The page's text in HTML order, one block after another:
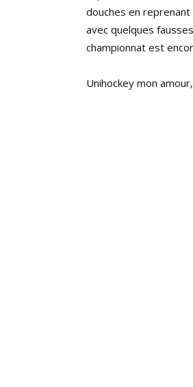
douches en
avec quelques
championnat est
Unihockey mon